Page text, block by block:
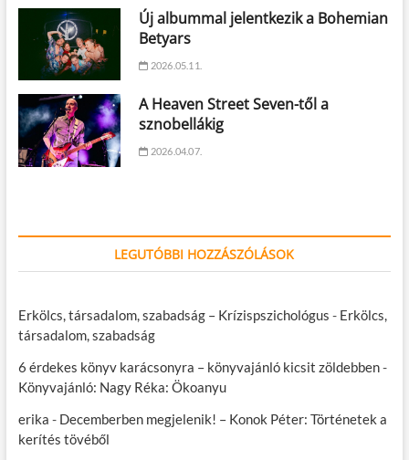
Új albummal jelentkezik a Bohemian
Betyars
2026.05.11.
A Heaven Street Seven-től a
sznobellákig
2026.04.07.
LEGUTÓBBI HOZZÁSZÓLÁSOK
Erkölcs, társadalom, szabadság – Krízispszichológus - Erkölcs,
társadalom, szabadság
6 érdekes könyv karácsonyra – könyvajánló kicsit zöldebben-
Könyvajánló: Nagy Réka: Ökoanyu
erika - Decemberben megjelenik! – Konok Péter: Történetek a
kerítés tövéből